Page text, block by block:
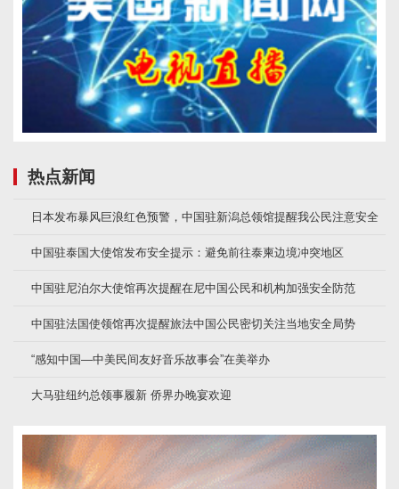
热点新闻
日本发布暴风巨浪红色预警，中国驻新潟总领馆提醒我公民注意安全
中国驻泰国大使馆发布安全提示：避免前往泰柬边境冲突地区
中国驻尼泊尔大使馆再次提醒在尼中国公民和机构加强安全防范
中国驻法国使领馆再次提醒旅法中国公民密切关注当地安全局势
“感知中国—中美民间友好音乐故事会”在美举办
大马驻纽约总领事履新 侨界办晚宴欢迎